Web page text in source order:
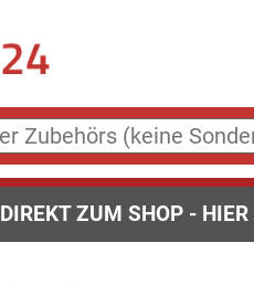
DIREKT ZUM SHOP - HIER